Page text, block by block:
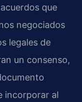
que
negociados
legales de
un consenso,
incorporar al